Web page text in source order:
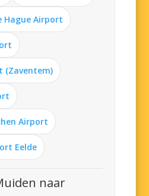
Hague Airport
(Zaventem)
Airport
Eelde
naar